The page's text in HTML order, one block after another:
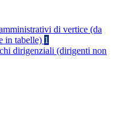
di vertice (da
in tabelle) 1
dirigenziali (dirigenti non